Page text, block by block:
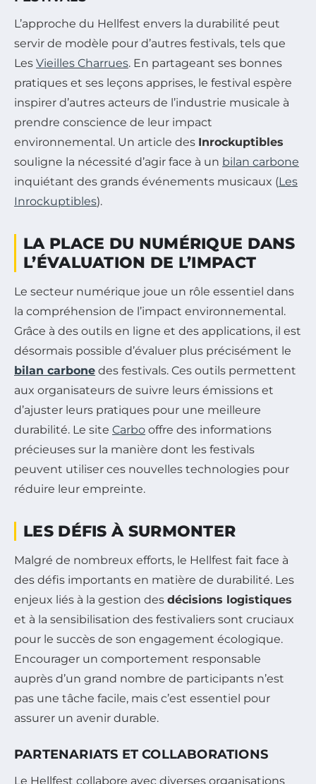
L’approche du Hellfest envers la durabilité peut
servir de modèle pour d’autres festivals, tels que
Les Vieilles Charrues. En partageant ses bonnes
pratiques et ses leçons apprises, le festival espère
inspirer d’autres acteurs de l’industrie musicale à
prendre conscience de leur impact
environnemental. Un article des Inrockuptibles
souligne la nécessité d’agir face à un bilan carbone
inquiétant des grands événements musicaux (Les
Inrockuptibles).
LA PLACE DU NUMÉRIQUE DANS
L’ÉVALUATION DE L’IMPACT
Le secteur numérique joue un rôle essentiel dans
la compréhension de l’impact environnemental.
Grâce à des outils en ligne et des applications, il est
désormais possible d’évaluer plus précisément le
bilan carbone des festivals. Ces outils permettent
aux organisateurs de suivre leurs émissions et
d’ajuster leurs pratiques pour une meilleure
durabilité. Le site Carbo offre des informations
précieuses sur la manière dont les festivals
peuvent utiliser ces nouvelles technologies pour
réduire leur empreinte.
LES DÉFIS À SURMONTER
Malgré de nombreux efforts, le Hellfest fait face à
des défis importants en matière de durabilité. Les
enjeux liés à la gestion des décisions logistiques
et à la sensibilisation des festivaliers sont cruciaux
pour le succès de son engagement écologique.
Encourager un comportement responsable
auprès d’un grand nombre de participants n’est
pas une tâche facile, mais c’est essentiel pour
assurer un avenir durable.
PARTENARIATS ET COLLABORATIONS
Le Hellfest collabore avec diverses organisations